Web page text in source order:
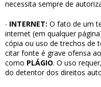
necessita sempre de
∙ INTERNET: O fato de um
internet (em qualquer
cópia ou uso de trechos de
citar fonte é grave ofensa
como PLÁGIO. O uso
do detentor dos direitos